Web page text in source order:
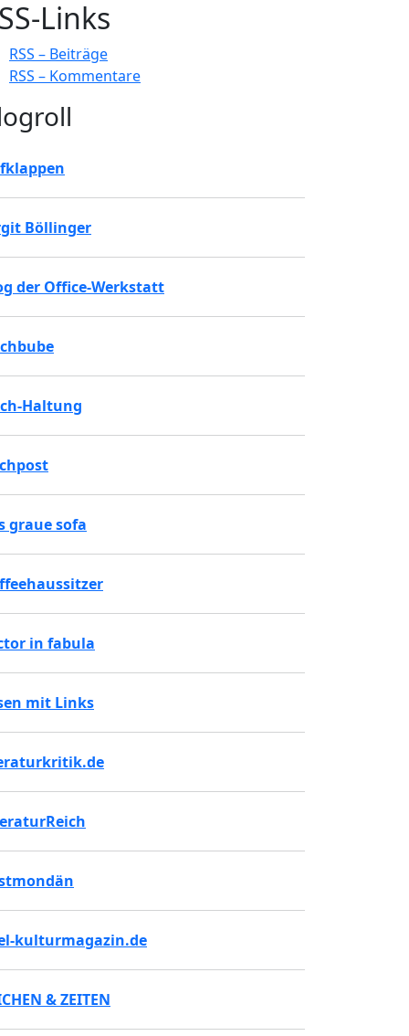
Links
RSS – Beiträge
RSS – Kommentare
Böllinger
der Office-Werkstatt
Haltung
graue sofa
in fabula
mit Links
kulturmagazin.de
& ZEITEN